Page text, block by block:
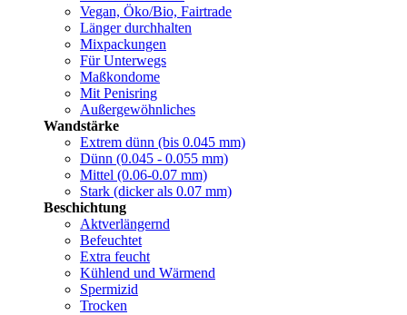
Vegan, Öko/Bio, Fairtrade
Länger durchhalten
Mixpackungen
Für Unterwegs
Maßkondome
Mit Penisring
Außergewöhnliches
Wandstärke
Extrem dünn (bis 0.045 mm)
Dünn (0.045 - 0.055 mm)
Mittel (0.06-0.07 mm)
Stark (dicker als 0.07 mm)
Beschichtung
Aktverlängernd
Befeuchtet
Extra feucht
Kühlend und Wärmend
Spermizid
Trocken